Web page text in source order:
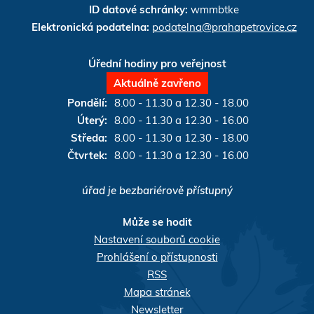
re re
ID datové schránky: wmmbtke
Elektronická podatelna: podatelna@prahapetrovice.cz
Úřední hodiny pro veřejnost
Aktuálně zavřeno
Pondělí: 8.00 - 11.30 a 12.30 - 18.00
Úterý: 8.00 - 11.30 a 12.30 - 16.00
Středa: 8.00 - 11.30 a 12.30 - 18.00
Čtvrtek: 8.00 - 11.30 a 12.30 - 16.00
úřad je bezbariérově přístupný
Může se hodit
Nastavení souborů cookie
Prohlášení o přístupnosti
RSS
Mapa stránek
Newsletter